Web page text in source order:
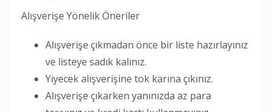
Alışverişe Yönelik Öneriler
Alışverişe çıkmadan önce bir liste hazırlayınız
ve listeye sadık kalınız.
Yiyecek alışverişine tok karına çıkınız.
Alışverişe çıkarken yanınızda az para